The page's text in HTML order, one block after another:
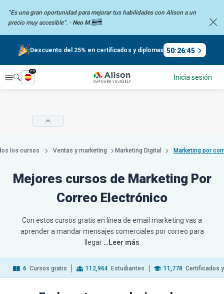
“Es una gran oportunidad para mejorar tus habilidades con Alison a un
preciomuy accesible”. - Neo M.
Descuento del 25% en certificados y diplomas 50:26:44
Explorar
es
Inicia sesión
los cursos Ventas y marketing Marketing Digital
Mejores cursos de Marketing Por
Correo Electrónico
Con estos cursos gratis en línea de email marketing vas a
aprender a mandar mensajes comerciales por correo para
llegar …Leer más
6 Cursos gratis 112,964 Estudiantes 11,778 Certificados